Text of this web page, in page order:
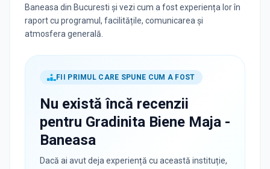
Baneasa din Bucuresti și vezi cum a fost experiența lor în
raport cu programul, facilitățile, comunicarea și
atmosfera generală.
FII PRIMUL CARE SPUNE CUM A FOST
Nu există încă recenzii
pentru Gradinita Biene Maja -
Baneasa
Dacă ai avut deja experiență cu această instituție,